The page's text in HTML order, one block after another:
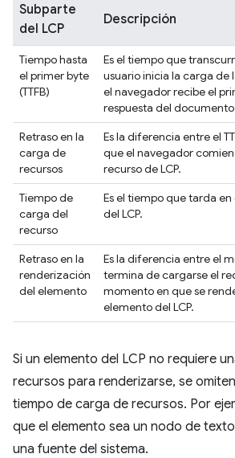
Subparte
del LCP
Descripción
Tiempo hasta
el primer byte
(TTFB)
Es el tiempo que
usuario inicia la carga de
el navegador recibe el
respuesta del documento
Retraso en la
carga de
recursos
Es la diferencia entre el
que el navegador
recurso de LCP.
Tiempo de
carga del
recurso
Es el tiempo que tarda
del LCP.
Retraso en la
renderización
del elemento
Es la diferencia entre el
termina de cargarse el
momento en que se
elemento del LCP.
Si un elemento del LCP no requiere
recursos para renderizarse, se
tiempo de carga de recursos. Por
que el elemento sea un nodo de
una fuente del sistema.